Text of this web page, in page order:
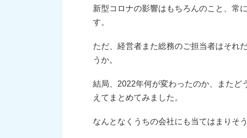
新型コロナの影響はもちろんのこと、常
す。
ただ、経営者また総務のご担当者はそれ
うか。
結局、2022年何が変わったのか、またど
えてまとめてみました。
なんとなくうちの会社にも当てはまりそ